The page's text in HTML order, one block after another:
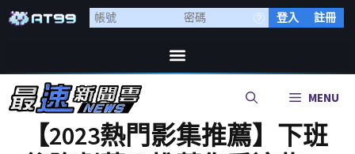
登入 註冊
MENU
【2023熱門影集推薦】下班